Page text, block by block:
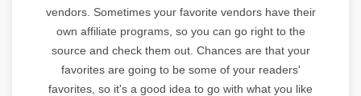
vendors. Sometimes your favorite vendors have their
own affiliate programs, so you can go right to the
source and check them out. Chances are that your
favorites are going to be some of your readers'
favorites, so it's a good idea to go with what you like